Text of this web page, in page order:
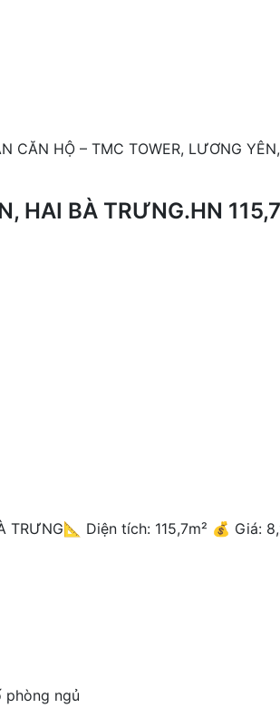
CĂN HỘ – TMC TOWER, LƯƠNG
HAI BÀ TRƯNG.HN
TRƯNG📐 Diện tích: 115,7m² 💰 Giá:
phòng ngủ